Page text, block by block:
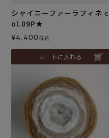
シャイニーファーラフィネ c
ol.09P★
¥4,400税込
カートに入れる